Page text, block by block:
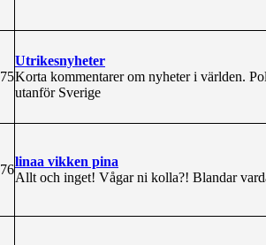
Utrikesnyheter
Korta kommentarer om nyheter i världen.
utanför Sverige
linaa vikken pina
Allt och inget! Vågar ni kolla?! Blandar